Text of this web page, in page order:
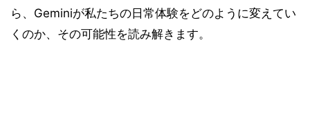
ら、Geminiが私たちの日常体験をどのように変えてい
くのか、その可能性を読み解きます。